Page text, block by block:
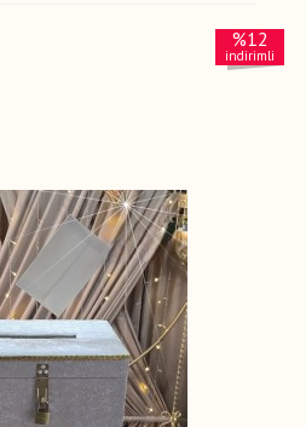
%12
indirimli